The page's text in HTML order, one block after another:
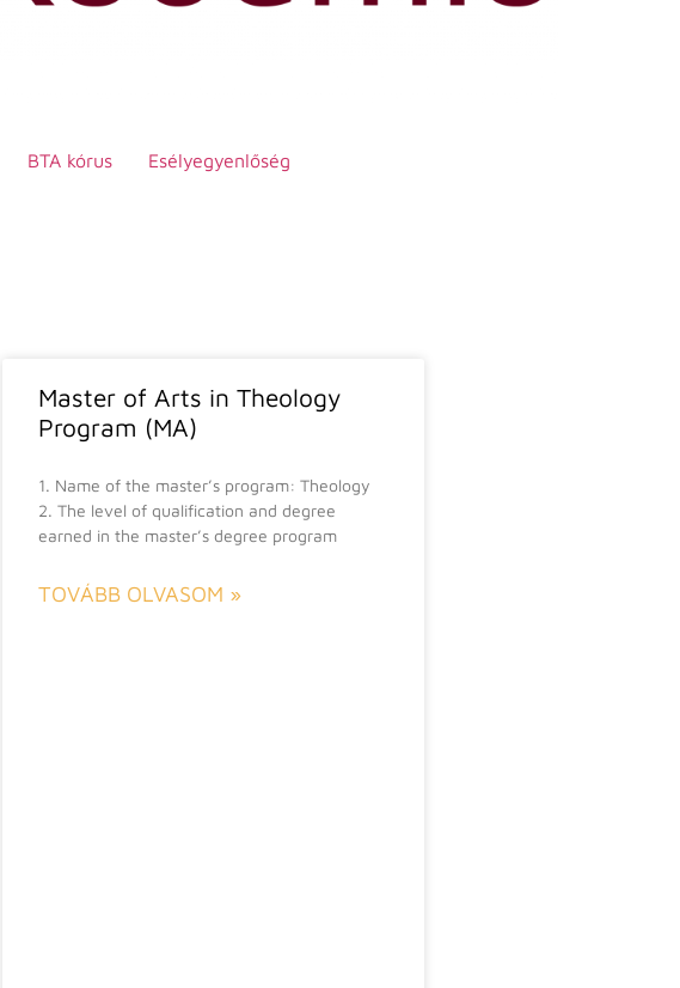
BTA kórus Esélyegyenlőség
Master of Arts in Theology
Program (MA)
1. Name of the master’s program: Theology
2. The level of qualification and degree
earned in the master’s degree program
TOVÁBB OLVASOM »